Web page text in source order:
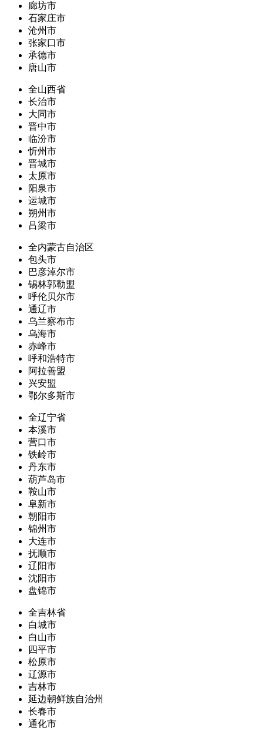
廊坊市
石家庄市
沧州市
张家口市
承德市
唐山市
全山西省
长治市
大同市
晋中市
临汾市
忻州市
晋城市
太原市
阳泉市
运城市
朔州市
吕梁市
全内蒙古自治区
包头市
巴彦淖尔市
锡林郭勒盟
呼伦贝尔市
通辽市
乌兰察布市
乌海市
赤峰市
呼和浩特市
阿拉善盟
兴安盟
鄂尔多斯市
全辽宁省
本溪市
营口市
铁岭市
丹东市
葫芦岛市
鞍山市
阜新市
朝阳市
锦州市
大连市
抚顺市
辽阳市
沈阳市
盘锦市
全吉林省
白城市
白山市
四平市
松原市
辽源市
吉林市
延边朝鲜族自治州
长春市
通化市